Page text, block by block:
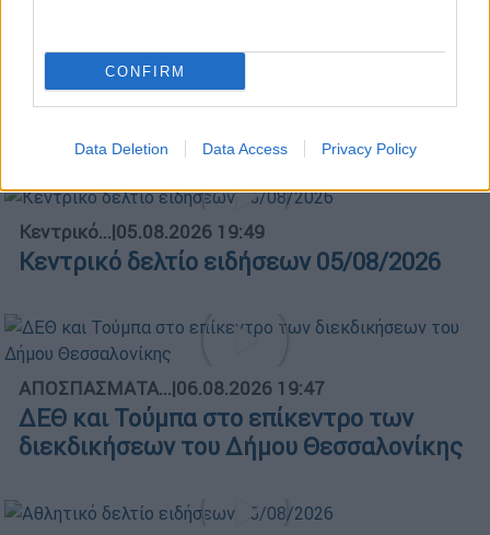
CONFIRM
Data Deletion Data Access Privacy Policy
ΑΠΟΣΠΑΣΜΑΤΑ...|06.08.2026 18:49
Φωτιά στη Σκύρο: Τεράστιες φλόγες και
Κεντρικό...|05.08.2026 19:49
Κεντρικό δελτίο ειδήσεων 05/08/2026
ΑΠΟΣΠΑΣΜΑΤΑ...|06.08.2026 19:47
ΔΕΘ και Τούμπα στο επίκεντρο των
διεκδικήσεων του Δήμου Θεσσαλονίκης